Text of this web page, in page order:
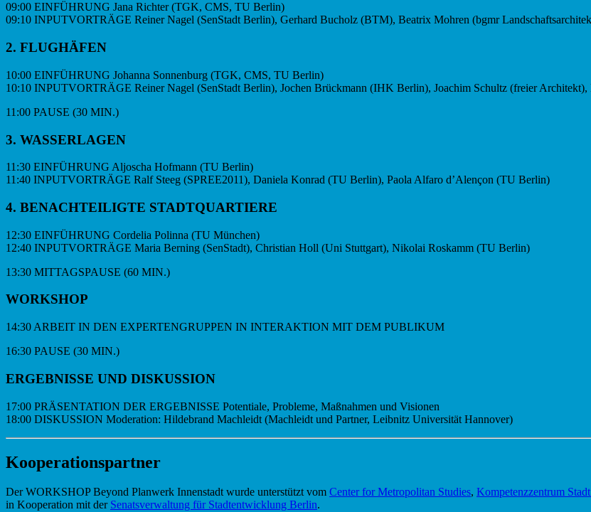
09:00 EINFÜHRUNG Jana Richter (TGK, CMS, TU Berlin)
09:10 INPUTVORTRÄGE Reiner Nagel (SenStadt Berlin), Gerhard Bucholz (BTM), Beatrix Mohren (bgmr
2. FLUGHÄFEN
10:00 EINFÜHRUNG Johanna Sonnenburg (TGK, CMS, TU Berlin)
10:10 INPUTVORTRÄGE Reiner Nagel (SenStadt Berlin), Jochen Brückmann (IHK Berlin), Joachim Schultz (freier
11:00 PAUSE (30 MIN.)
3. WASSERLAGEN
11:30 EINFÜHRUNG Aljoscha Hofmann (TU Berlin)
11:40 INPUTVORTRÄGE Ralf Steeg (SPREE2011), Daniela Konrad (TU Berlin), Paola Alfaro d’Alençon (TU Berlin)
4. BENACHTEILIGTE STADTQUARTIERE
12:30 EINFÜHRUNG Cordelia Polinna (TU München)
12:40 INPUTVORTRÄGE Maria Berning (SenStadt), Christian Holl (Uni Stuttgart), Nikolai Roskamm (TU Berlin)
13:30 MITTAGSPAUSE (60 MIN.)
WORKSHOP
14:30 ARBEIT IN DEN EXPERTENGRUPPEN IN INTERAKTION MIT DEM PUBLIKUM
16:30 PAUSE (30 MIN.)
ERGEBNISSE UND DISKUSSION
17:00 PRÄSENTATION DER ERGEBNISSE Potentiale, Probleme, Maßnahmen und Visionen
18:00 DISKUSSION Moderation: Hildebrand Machleidt (Machleidt und Partner, Leibnitz Universität Hannover)
Kooperationspartner
Der WORKSHOP Beyond Planwerk Innenstadt wurde unterstützt vom Center for Metropolitan Studies, Kompetenzzentrum
in Kooperation mit der Senatsverwaltung für Stadtentwicklung Berlin.